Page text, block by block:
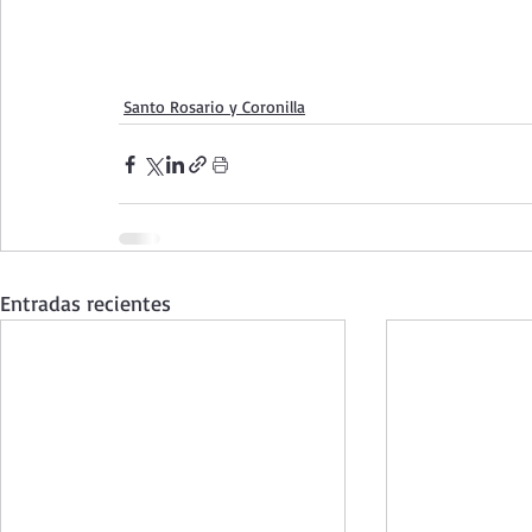
Santo Rosario y Coronilla
Entradas recientes